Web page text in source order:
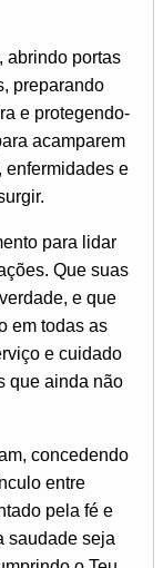
abrindo portas
preparando
e protegendo-
acamparem
enfermidades e
para lidar
Que suas
e que
em todas as
e cuidado
que ainda não
concedendo
entre
pela fé e
saudade seja